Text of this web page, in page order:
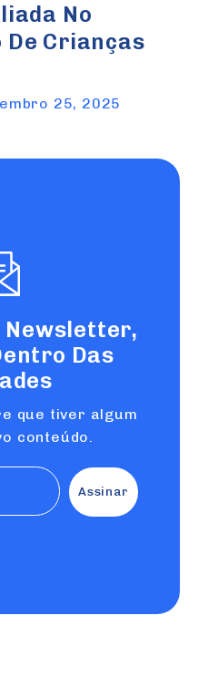
No
De Crianças
25, 2025
Newsletter,
Das
que tiver algum
conteúdo.